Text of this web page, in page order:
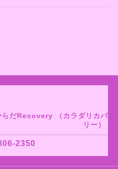
らだRecovery （カラダリカバ
リー）
2350